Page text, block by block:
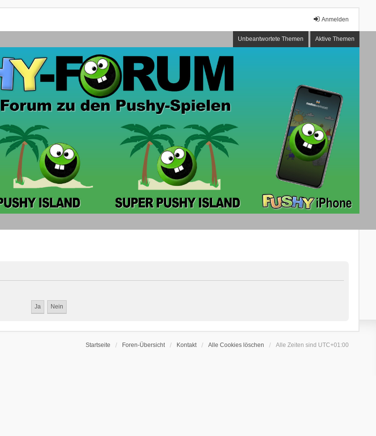
Anmelden
Unbeantwortete Themen Aktive Themen
Startseite Foren-Übersicht Kontakt Alle Cookies löschen Alle Zeiten sind UTC+01:00